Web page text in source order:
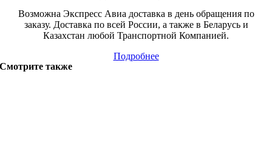
Возможна Экспресс Авиа доставка в день обращения по
заказу. Доставка по всей России, а также в Беларусь и
Казахстан любой Транспортной Компанией.
Подробнее
Смотрите также